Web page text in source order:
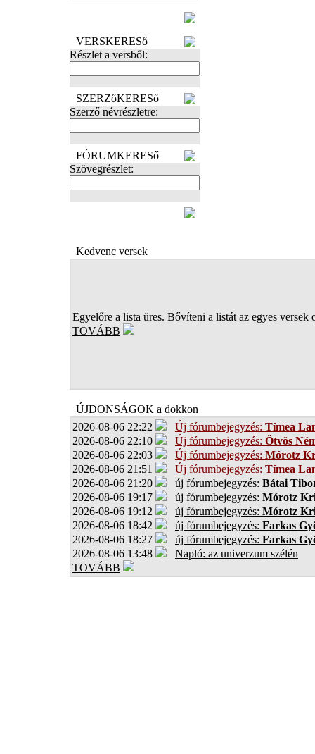
VERSKERESő
Részlet a versből:
SZERZőKERESő
Szerző névrészletre:
FÓRUMKERESő
Szövegrészlet:
Kedvenc versek
Egyelőre a lista üres. Bővíteni a listát az egyes versek
TOVÁBB
ÚJDONSÁGOK a dokkon
2026-08-06 22:22
Új fórumbejegyzés: Tímea
2026-08-06 22:10
Új fórumbejegyzés: Ötvös
2026-08-06 22:03
Új fórumbejegyzés: Mórotz
2026-08-06 21:51
Új fórumbejegyzés: Tímea
2026-08-06 21:20
új fórumbejegyzés: Bátai
2026-08-06 19:17
új fórumbejegyzés: Mórotz
2026-08-06 19:12
új fórumbejegyzés: Mórotz
2026-08-06 18:42
új fórumbejegyzés: Farkas
2026-08-06 18:27
új fórumbejegyzés: Farkas
2026-08-06 13:48
Napló: az univerzum szélén
TOVÁBB